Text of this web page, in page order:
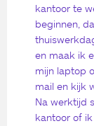
kantoor te
beginnen,
en maak ik
mijn laptop
mail en kijk
Na werktijd
kantoor of